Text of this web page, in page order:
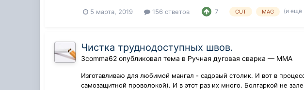
5 марта, 2019
156 ответов 7 CUT MAG (и
Чистка труднодоступных швов.
3comma62 опубликовал тема в Ручная дуговая сварка — ММA
Изготавливаю для любимой мангал - садовый столик. И вот в
самозащитной проволокой). И в этот раз их много. Болгаркой не